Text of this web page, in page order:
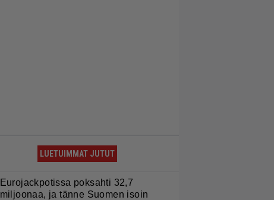
LUETUIMMAT JUTUT
Eurojackpotissa poksahti 32,7
miljoonaa, ja tänne Suomen isoin